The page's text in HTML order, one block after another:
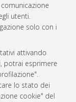
utenti.
solo con i
attivando
potrai esprimere
lo stato dei
cookie" del